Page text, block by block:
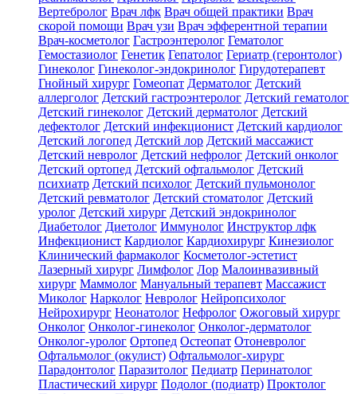
Вертебролог Врач лфк Врач общей практики Врач
скорой помощи Врач узи Врач эфферентной терапии
Врач-косметолог Гастроэнтеролог Гематолог
Гемостазиолог Генетик Гепатолог Гериатр (геронтолог)
Гинеколог Гинеколог-эндокринолог Гирудотерапевт
Гнойный хирург Гомеопат Дерматолог Детский
аллерголог Детский гастроэнтеролог Детский гематолог
Детский гинеколог Детский дерматолог Детский
дефектолог Детский инфекционист Детский кардиолог
Детский логопед Детский лор Детский массажист
Детский невролог Детский нефролог Детский онколог
Детский ортопед Детский офтальмолог Детский
психиатр Детский психолог Детский пульмонолог
Детский ревматолог Детский стоматолог Детский
уролог Детский хирург Детский эндокринолог
Диабетолог Диетолог Иммунолог Инструктор лфк
Инфекционист Кардиолог Кардиохирург Кинезиолог
Клинический фармаколог Косметолог-эстетист
Лазерный хирург Лимфолог Лор Малоинвазивный
хирург Маммолог Мануальный терапевт Массажист
Миколог Нарколог Невролог Нейропсихолог
Нейрохирург Неонатолог Нефролог Ожоговый хирург
Онколог Онколог-гинеколог Онколог-дерматолог
Онколог-уролог Ортопед Остеопат Отоневролог
Офтальмолог (окулист) Офтальмолог-хирург
Парадонтолог Паразитолог Педиатр Перинатолог
Пластический хирург Подолог (подиатр) Проктолог